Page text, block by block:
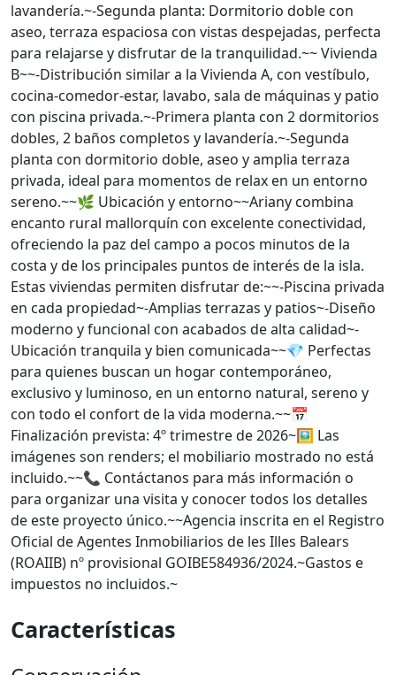
lavandería.~-Segunda planta: Dormitorio doble con
aseo, terraza espaciosa con vistas despejadas, perfecta
para relajarse y disfrutar de la tranquilidad.~~ Vivienda
B~~-Distribución similar a la Vivienda A, con vestíbulo,
cocina-comedor-estar, lavabo, sala de máquinas y patio
con piscina privada.~-Primera planta con 2 dormitorios
dobles, 2 baños completos y lavandería.~-Segunda
planta con dormitorio doble, aseo y amplia terraza
privada, ideal para momentos de relax en un entorno
sereno.~~🌿 Ubicación y entorno~~Ariany combina
encanto rural mallorquín con excelente conectividad,
ofreciendo la paz del campo a pocos minutos de la
costa y de los principales puntos de interés de la isla.
Estas viviendas permiten disfrutar de:~~-Piscina privada
en cada propiedad~-Amplias terrazas y patios~-Diseño
moderno y funcional con acabados de alta calidad~-
Ubicación tranquila y bien comunicada~~💎 Perfectas
para quienes buscan un hogar contemporáneo,
exclusivo y luminoso, en un entorno natural, sereno y
con todo el confort de la vida moderna.~~📅
Finalización prevista: 4º trimestre de 2026~🖼️ Las
imágenes son renders; el mobiliario mostrado no está
incluido.~~📞 Contáctanos para más información o
para organizar una visita y conocer todos los detalles
de este proyecto único.~~Agencia inscrita en el Registro
Oficial de Agentes Inmobiliarios de les Illes Balears
(ROAIIB) nº provisional GOIBE584936/2024.~Gastos e
impuestos no incluidos.~
Características